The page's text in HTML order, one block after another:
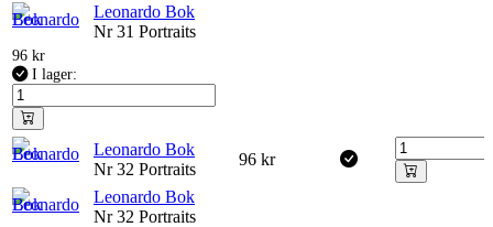
Leonardo Bok
Nr 31 Portraits
96 kr
I lager:
Leonardo Bok
Nr 32 Portraits
96 kr
Leonardo Bok
Nr 32 Portraits